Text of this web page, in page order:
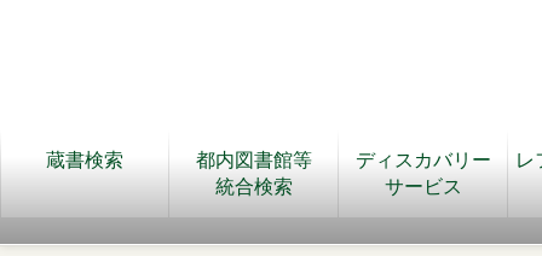
蔵書検索
都内図書館等
統合検索
ディスカバリー
サービス
レ